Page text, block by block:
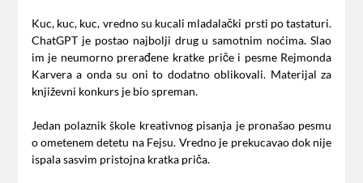
Kuc, kuc, kuc, vredno su kucali mladalački prsti po tastaturi.
ChatGPT je postao najbolji drug u samotnim noćima. Slao
im je neumorno prerađene kratke priče i pesme Rejmonda
Karvera a onda su oni to dodatno oblikovali. Materijal za
književni konkurs je bio spreman.
Jedan polaznik škole kreativnog pisanja je pronašao pesmu
o ometenem detetu na Fejsu. Vredno je prekucavao dok nije
ispala sasvim pristojna kratka priča.